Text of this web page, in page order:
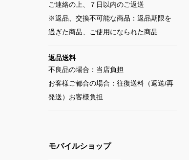
ご連絡の上、７日以内のご返送
※返品、交換不可能な商品：返品期限を
過ぎた商品、ご使用になられた商品
返品送料
不良品の場合：当店負担
お客様ご都合の場合：往復送料（返送/再
発送）お客様負担
モバイルショップ